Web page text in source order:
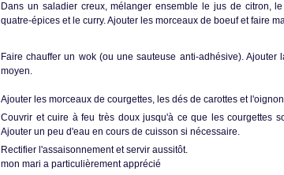
Dans un saladier creux, mélanger ensemble le jus de citron,
quatre-épices et le curry. Ajouter les morceaux de boeuf et faire
Faire chauffer un wok (ou une sauteuse anti-adhésive).
moyen.
Ajouter les morceaux de courgettes, les dés de carottes et
Couvrir et cuire à feu très doux jusqu'à ce que les courgettes
Ajouter un peu d'eau en cours de cuisson si nécessaire.
Rectifier l'assaisonnement et servir aussitôt.
mon mari a particulièrement apprécié